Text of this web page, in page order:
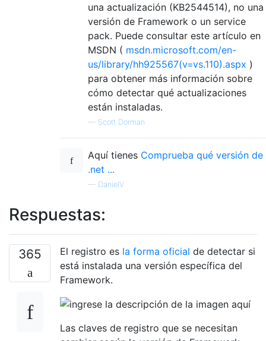
una actualización (KB2544514), no una
versión de Framework o un service
pack. Puede consultar este artículo en
MSDN ( msdn.microsoft.com/en-
us/library/hh925567(v=vs.110).aspx )
para obtener más información sobre
cómo detectar qué actualizaciones
están instaladas.
— Scott Dorman
Aquí tienes Comprueba qué versión de
.net ...
— DanielV
Respuestas:
365 El registro es la forma oficial de detectar si
está instalada una versión específica del
Framework.
Las claves de registro que se necesitan